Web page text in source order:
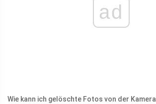
ad
Wie kann ich gelöschte Fotos von der Kamera